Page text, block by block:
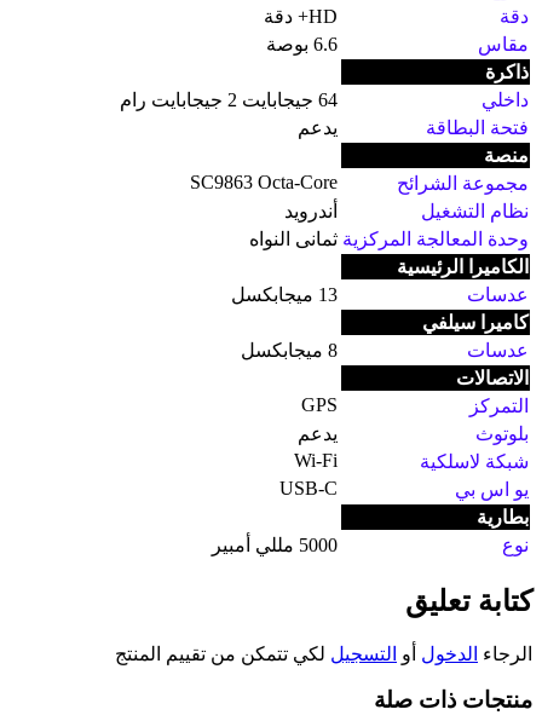
دقة
HD+ دقة
مقاس
6.6 بوصة
ذاكرة
داخلي
64 جيجابايت 2 جيجابايت رام
فتحة البطاقة
يدعم
منصة
مجموعة الشرائح
SC9863 Octa-Core
نظام التشغيل
أندرويد
وحدة المعالجة المركزية ثمانى النواه
الكاميرا الرئيسية
عدسات
13 ميجابكسل
كاميرا سيلفي
عدسات
8 ميجابكسل
الاتصالات
التمركز
GPS
بلوتوث
يدعم
شبكة لاسلكية
Wi‑Fi
يو اس بي
USB‑C
بطارية
نوع
5000 مللي أمبير
كتابة تعليق
الرجاء الدخول أو التسجيل لكي تتمكن من تقييم المنتج
منتجات ذات صلة